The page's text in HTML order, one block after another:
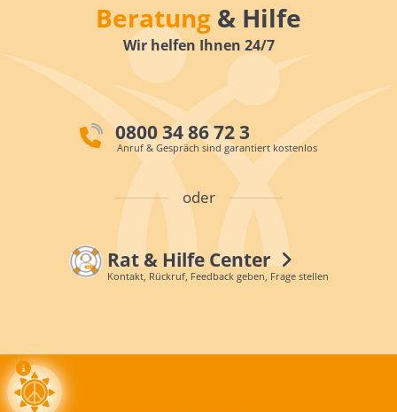
Beratung & Hilfe
Wir helfen Ihnen 24/7
0800 34 86 72 3
Anruf & Gespräch sind garantiert kostenlos
oder
Rat & Hilfe Center
Kontakt, Rückruf, Feedback geben, Frage stellen